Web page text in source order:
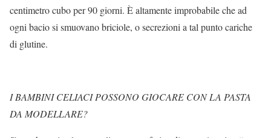
centimetro cubo per 90 giorni. È altamente improbabile che ad
ogni bacio si smuovano briciole, o secrezioni a tal punto cariche
di glutine.
I BAMBINI CELIACI POSSONO GIOCARE CON LA PASTA
DA MODELLARE?